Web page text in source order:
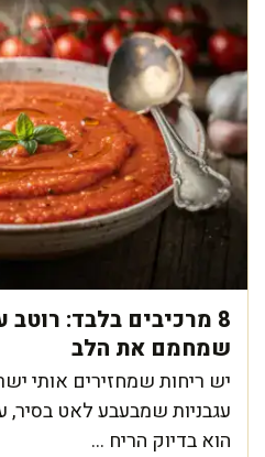
8 מרכיבים בלבד:
שמחמם את הלב
יש ריחות שמחזירים אותי
עגבניות שמבעבע לאט
הוא בדיוק הריח ...